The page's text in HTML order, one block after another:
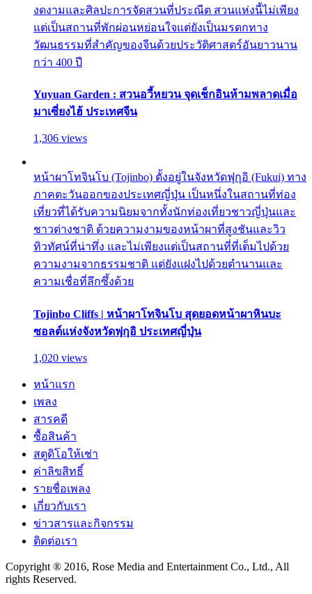
งดงามและศิลปะการจัดสวนที่ประณีต สวนแห่งนี้ไม่เพียง
แต่เป็นสถานที่พักผ่อนหย่อนใจแต่ยังเป็นมรดกทาง
วัฒนธรรมที่สำคัญของจีนด้วยประวัติศาสตร์อันยาวนาน
กว่า 400 ปี
Yuyuan Garden : สวนอวี้หยวน จุดเช็กอินห้ามพลาดเมื่อ
มาเซี่ยงไฮ้ ประเทศจีน
1,306 views
หน้าผาโทจินโบ (Tojinbo) ตั้งอยู่ในจังหวัดฟุกุอิ (Fukui) ทาง
ภาคตะวันออกของประเทศญี่ปุ่น เป็นหนึ่งในสถานที่ท่อง
เที่ยวที่ได้รับความนิยมจากทั้งนักท่องเที่ยวชาวญี่ปุ่นและ
ชาวต่างชาติ ด้วยความงามของหน้าผาที่สูงชันและวิว
ทิวทัศน์ที่น่าทึ่ง และไม่เพียงแต่เป็นสถานที่ที่เต็มไปด้วย
ความงามจากธรรมชาติ แต่ยังแฝงไปด้วยตำนานและ
ความเชื่อที่ลึกซึ้งด้วย
Tojinbo Cliffs | หน้าผาโทจินโบ สุดยอดหน้าผาหินบะ
ซอลต์แห่งจังหวัดฟุกุอิ ประเทศญี่ปุ่น
1,020 views
หน้าแรก
เพลง
สารคดี
ซื้อสินค้า
สตูดิโอให้เช่า
ค่าลิขสิทธิ์
รายชื่อเพลง
เกี่ยวกับเรา
ข่าวสารและกิจกรรม
ติดต่อเรา
Copyright ® 2016, Rose Media and Entertainment Co., Ltd., All
rights Reserved.